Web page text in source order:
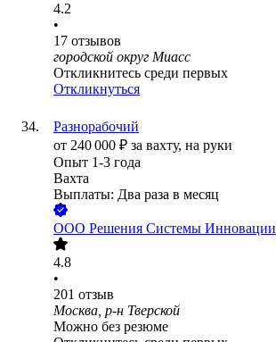
4.2
•
17 отзывов
городской округ Миасс
Откликнитесь среди первых
Откликнуться
Разнорабочий
от 240 000 ₽ за вахту, на руки
Опыт 1-3 года
Вахта
Выплаты: Два раза в месяц
ООО Решения Системы Инновации
4.8
•
201 отзыв
Москва, р-н Тверской
Можно без резюме